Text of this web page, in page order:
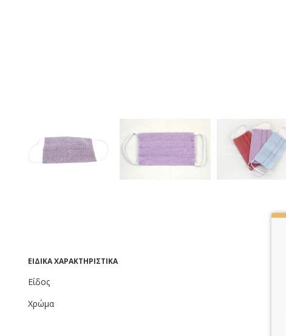
ΕΙΔΙΚΆ ΧΑΡΑΚΤΗΡΙΣΤΙΚΆ
Είδος
Χρώμα